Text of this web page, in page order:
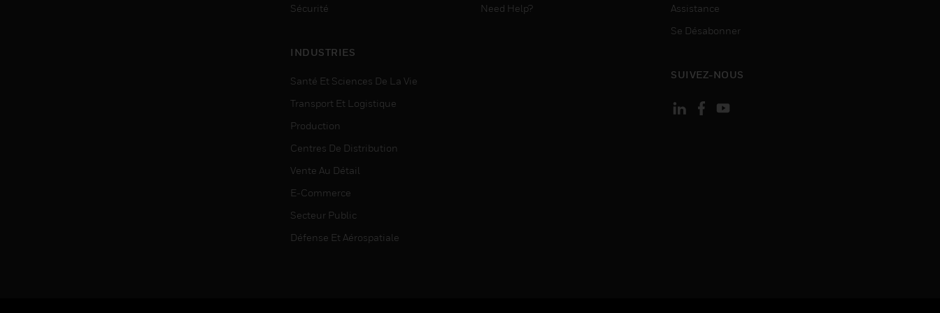
Sécurité
INDUSTRIES
Santé Et Sciences De La Vie
Transport Et Logistique
Production
Centres De Distribution
Vente Au Détail
E-Commerce
Secteur Public
Défense Et Aérospatiale
Need Help?
Assistance
Se Désabonner
SUIVEZ-NOUS